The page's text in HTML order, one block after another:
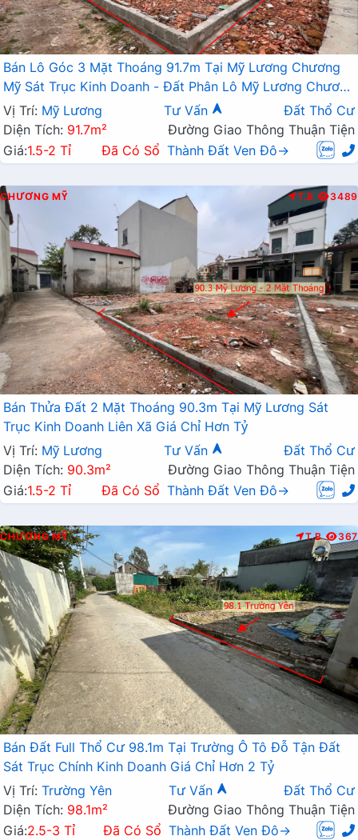
Bán Lô Góc 3 Mặt Thoáng 91.7m Tại Mỹ Lương Chương
Mỹ Sát Trục Kinh Doanh - Đất Phân Lô Mỹ Lương Chương
Mỹ
Vị Trí: Mỹ Lương Tư Vấn
Đất Thổ Cư
Diện Tích: 91.7m²
Đường Giao Thông Thuận Tiện
Giá:1.5-2 Tỉ Đã Có Sổ Thành Đất Ven Đô→
CHƯƠNG MỸ T.B 3489
Bán Thửa Đất 2 Mặt Thoáng 90.3m Tại Mỹ Lương Sát
Trục Kinh Doanh Liên Xã Giá Chỉ Hơn Tỷ
Vị Trí: Mỹ Lương Tư Vấn
Đất Thổ Cư
Diện Tích: 90.3m²
Đường Giao Thông Thuận Tiện
Giá:1.5-2 Tỉ Đã Có Sổ Thành Đất Ven Đô→
CHƯƠNG MỸ T.B 367
Bán Đất Full Thổ Cư 98.1m Tại Trường Ô Tô Đỗ Tận Đất
Sát Trục Chính Kinh Doanh Giá Chỉ Hơn 2 Tỷ
Vị Trí: Trường Yên Tư Vấn
Đất Thổ Cư
Diện Tích: 98.1m²
Đường Giao Thông Thuận Tiện
Giá:2.5-3 Tỉ Đã Có Sổ Thành Đất Ven Đô→